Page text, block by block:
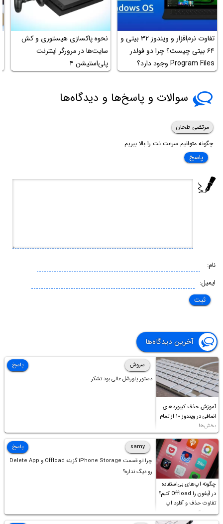
تفاوت نرم‌افزار و ویندوز ۳۲ بیتی و
۶۴ بیتی چیست؟ چرا دو فولدر
Program Files وجود دارد؟
نحوه پاکسازی هیستوری و کش
سایت‌ها در مرورگر اینترنت
پلی‌استیشن ۴
سوالات و پاسخ‌ها و دیدگاه‌ها
مرتضی طحان
چگونه متوانیم سرعت نت را بالا ببریم
پاسخ
نام:
ایمیل:
آخرین دیدگاه‌ها
آموزش حذف کیبوردهای
اضافی در ویندوز ۱۰ از تمام
بخش‌ها
سروش
دستور پاورشل عالی بود تشکر
پاسخ
چگونه اپ‌های بی‌استفاده
در آیفون را Offload کنیم؟
تفاوت حذف و آفلود اپ
چیست؟
samy
چرا تو قسمت iPhone Storage گزینه Offload و Delete App
رو دیگ نداره؟
پاسخ